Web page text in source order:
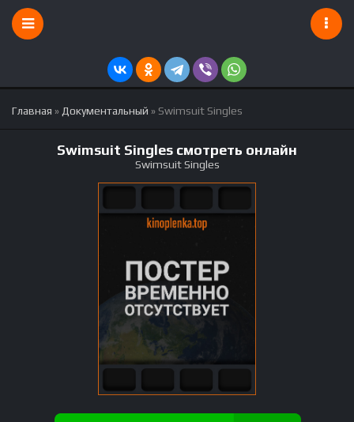
Главная » Документальный » Swimsuit Singles
Swimsuit Singles смотреть онлайн
Swimsuit Singles